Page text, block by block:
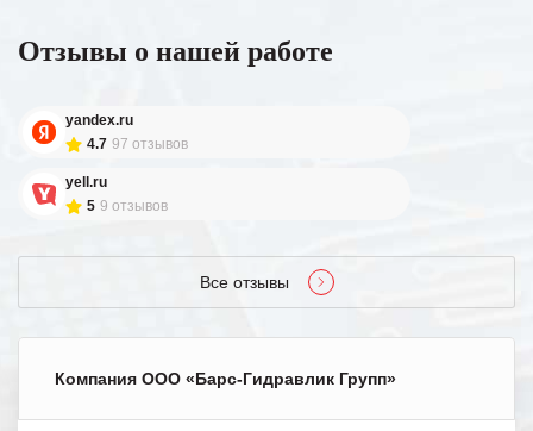
Отзывы о нашей работе
yandex.ru
4.7 97 отзывов
yell.ru
5 9 отзывов
Все отзывы
Компания ООО «Барс-Гидравлик Групп»